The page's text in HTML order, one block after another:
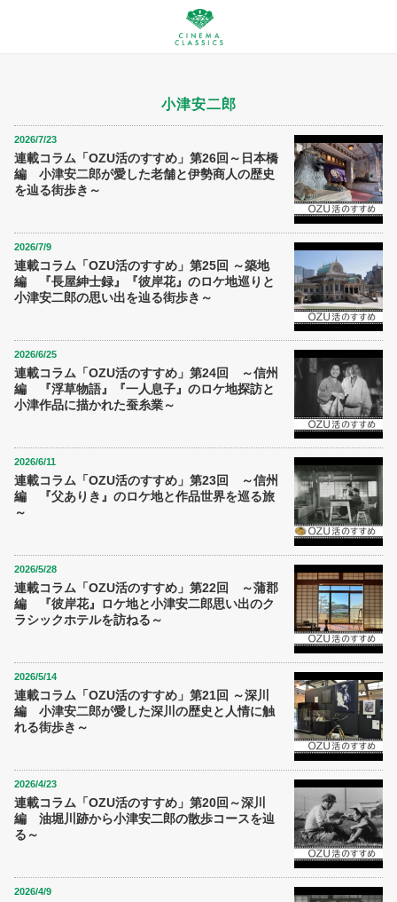
小津安二郎
2026/7/23
連載コラム「OZU活のすすめ」第26回～日本橋
編 小津安二郎が愛した老舗と伊勢商人の歴史
を辿る街歩き～
2026/7/9
連載コラム「OZU活のすすめ」第25回 ～築地
編 『長屋紳士録』『彼岸花』のロケ地巡りと
小津安二郎の思い出を辿る街歩き～
2026/6/25
連載コラム「OZU活のすすめ」第24回 ～信州
編 『浮草物語』『一人息子』のロケ地探訪と
小津作品に描かれた蚕糸業～
2026/6/11
連載コラム「OZU活のすすめ」第23回 ～信州
編 『父ありき』のロケ地と作品世界を巡る旅
～
2026/5/28
連載コラム「OZU活のすすめ」第22回 ～蒲郡
編 『彼岸花』ロケ地と小津安二郎思い出のク
ラシックホテルを訪ねる～
2026/5/14
連載コラム「OZU活のすすめ」第21回 ～深川
編 小津安二郎が愛した深川の歴史と人情に触
れる街歩き～
2026/4/23
連載コラム「OZU活のすすめ」第20回～深川
編 油堀川跡から小津安二郎の散歩コースを辿
る～
2026/4/9